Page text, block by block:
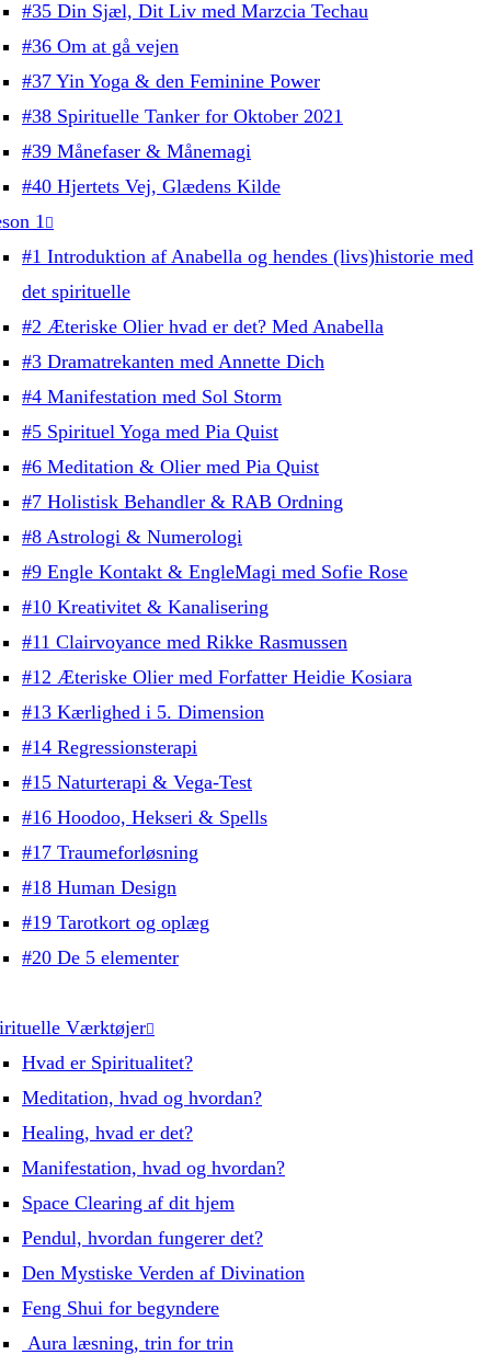
#35 Din Sjæl, Dit Liv med Marzcia Techau
#36 Om at gå vejen
#37 Yin Yoga & den Feminine Power
#38 Spirituelle Tanker for Oktober 2021
#39 Månefaser & Månemagi
#40 Hjertets Vej, Glædens Kilde
1
#1 Introduktion af Anabella og hendes (livs)historie med
det spirituelle
#2 Æteriske Olier hvad er det? Med Anabella
#3 Dramatrekanten med Annette Dich
#4 Manifestation med Sol Storm
#5 Spirituel Yoga med Pia Quist
#6 Meditation & Olier med Pia Quist
#7 Holistisk Behandler & RAB Ordning
#8 Astrologi & Numerologi
#9 Engle Kontakt & EngleMagi med Sofie Rose
#10 Kreativitet & Kanalisering
#11 Clairvoyance med Rikke Rasmussen
#12 Æteriske Olier med Forfatter Heidie Kosiara
#13 Kærlighed i 5. Dimension
#14 Regressionsterapi
#15 Naturterapi & Vega-Test
#16 Hoodoo, Hekseri & Spells
#17 Traumeforløsning
#18 Human Design
#19 Tarotkort og oplæg
#20 De 5 elementer
Værktøjer
Hvad er Spiritualitet?
Meditation, hvad og hvordan?
Healing, hvad er det?
Manifestation, hvad og hvordan?
Space Clearing af dit hjem
Pendul, hvordan fungerer det?
Den Mystiske Verden af Divination
Feng Shui for begyndere
Aura læsning, trin for trin